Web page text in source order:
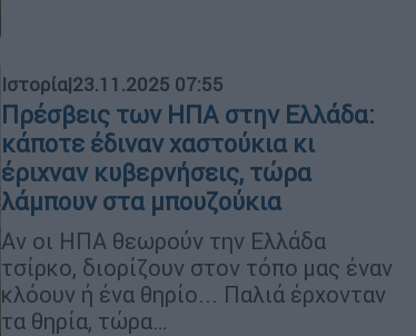
Ιστορία|23.11.2025 07:55
Πρέσβεις των ΗΠΑ στην Ελλάδα:
κάποτε έδιναν χαστούκια κι
έριχναν κυβερνήσεις, τώρα
λάμπουν στα μπουζούκια
Αν οι ΗΠΑ θεωρούν την Ελλάδα
τσίρκο, διορίζουν στον τόπο μας έναν
κλόουν ή ένα θηρίο... Παλιά έρχονταν
τα θηρία, τώρα…